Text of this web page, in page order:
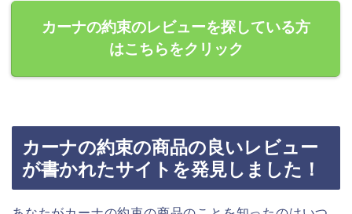
カーナの約束のレビューを探している方
はこちらをクリック
カーナの約束の商品の良いレビュー
が書かれたサイトを発見しました！